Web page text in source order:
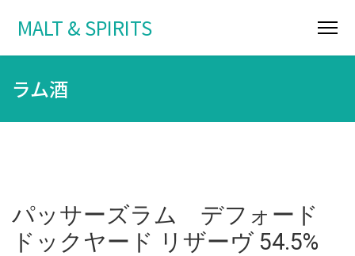
MALT & SPIRITS
ラム酒
パッサーズラム デフォード
ドックヤード リザーヴ 54.5%